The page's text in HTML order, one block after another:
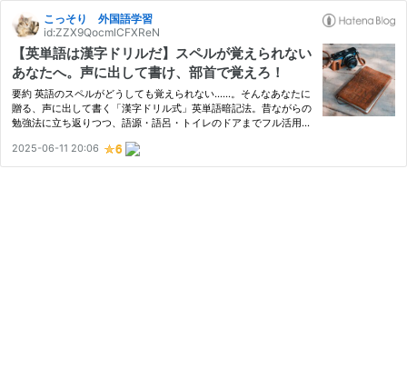
こっそり 外国語学習
id:ZZX9QocmlCFXReN
【英単語は漢字ドリルだ】スペルが覚えられない
あなたへ。声に出して書け、部首で覚えろ！
要約 英語のスペルがどうしても覚えられない……。そんなあなたに
贈る、声に出して書く「漢字ドリル式」英単語暗記法。昔ながらの
勉強法に立ち返りつつ、語源・語呂・トイレのドアまでフル活用す
（だといいな）。 目次 なんで英語のスペルってあんなに難しいの
…
2025-06-11 20:06